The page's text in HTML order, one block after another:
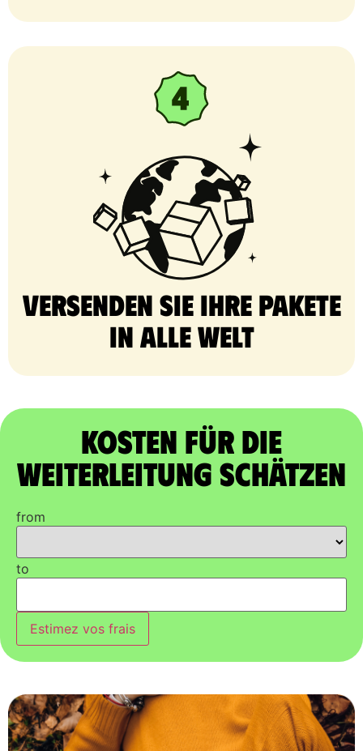
Versenden Sie Ihre Pakete
in alle Welt
Kosten für die
Weiterleitung schätzen
from
to
Estimez vos frais